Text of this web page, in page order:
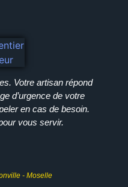
Votre artisan répond
d’urgence de votre
en cas de besoin.
vous servir.
- Moselle